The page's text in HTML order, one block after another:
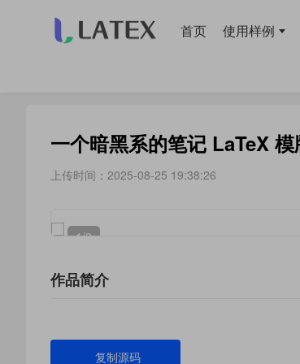
首页 使用样例
一个暗黑系的笔记 LaTeX 模
上传时间：2025-08-25 19:38:26
1/9
作品简介
复制源码